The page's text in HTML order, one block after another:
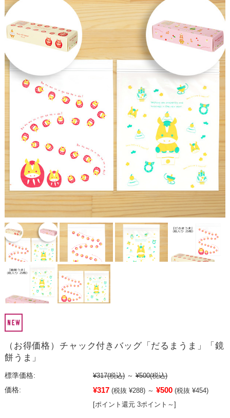
（お得価格）チャック付きバッグ「だるまうま」「鏡
餅うま」
標準価格: ¥317(税込) ～ ¥500(税込)
価格:
¥317 (税抜 ¥288) ～ ¥500 (税抜 ¥454)
[ポイント還元 3ポイント～]